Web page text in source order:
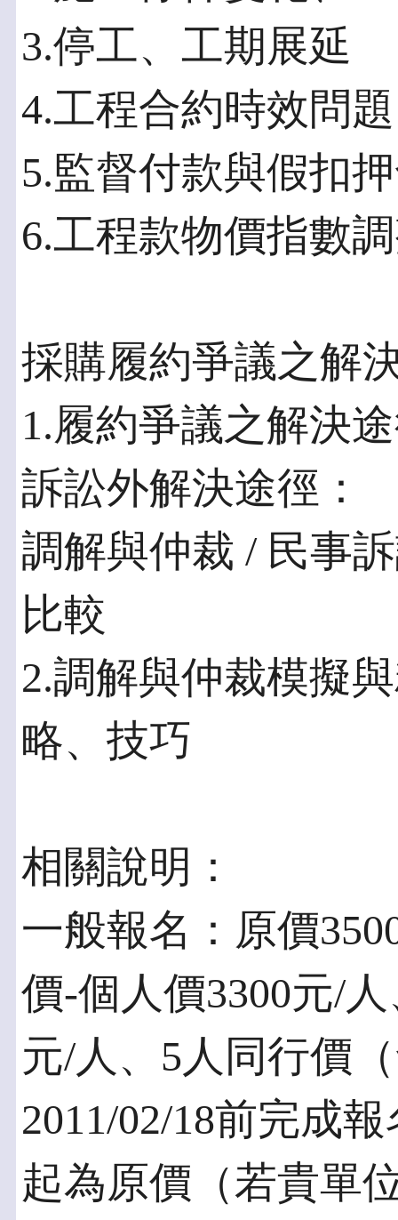
3.停工、工期展延
4.工程合約時效問題
5.監督付款與假扣
6.工程款物價指數
採購履約爭議之解
1.履約爭議之解決
訴訟外解決途徑：
調解與仲裁 / 民事
比較
2.調解與仲裁模擬
略、技巧
相關說明：
一般報名：原價
價-個人價3300元/
元/人、5人同行價
2011/02/18前完成
起為原價（若貴單